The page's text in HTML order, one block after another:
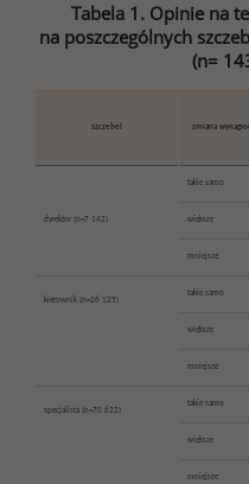
Tabela 1. Opinie na
na poszczególnych
(n=
szczebel zmiana
dyrektor (n=7 142)
takie samo
większe
mniejsze
kierownik (n=26 125)
takie samo
większe
mniejsze
specjalista (n=70 622)
takie samo
większe
mniejsze